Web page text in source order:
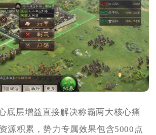
底层增益直接解决称霸两大核心痛
源积累，势力专属效果包含5000点